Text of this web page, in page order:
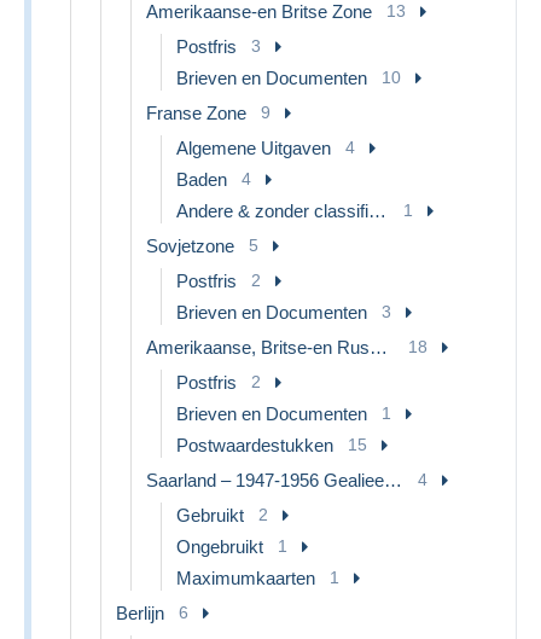
Amerikaanse-en Britse Zone 13
Postfris 3
Brieven en Documenten 10
Franse Zone 9
Algemene Uitgaven 4
Baden 4
Andere & zonder classificatie 1
Sovjetzone 5
Postfris 2
Brieven en Documenten 3
Amerikaanse, Britse-en Russische Zone 18
Postfris 2
Brieven en Documenten 1
Postwaardestukken 15
Saarland – 1947-1956 Gealieerde bezetting 4
Gebruikt 2
Ongebruikt 1
Maximumkaarten 1
Berlijn 6